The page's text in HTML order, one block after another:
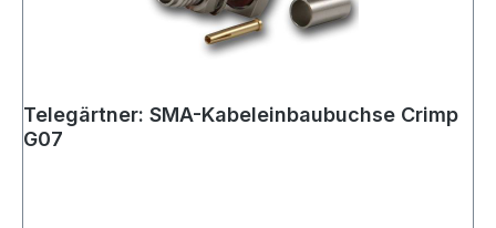
Telegärtner: SMA-Kabeleinbaubuchse Crimp
G07